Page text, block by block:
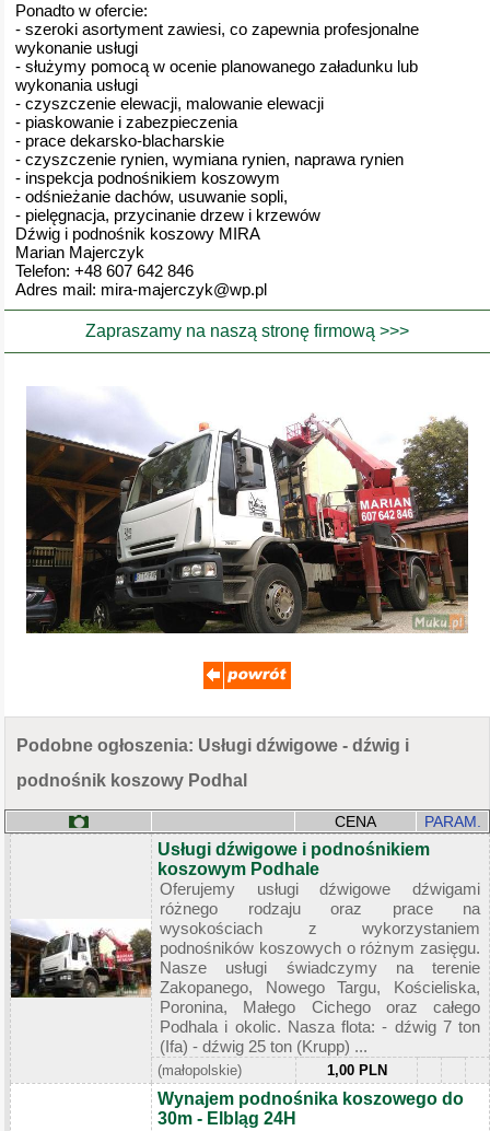
Ponadto w ofercie:
- szeroki asortyment zawiesi, co zapewnia profesjonalne
wykonanie usługi
- służymy pomocą w ocenie planowanego załadunku lub
wykonania usługi
- czyszczenie elewacji, malowanie elewacji
- piaskowanie i zabezpieczenia
- prace dekarsko-blacharskie
- czyszczenie rynien, wymiana rynien, naprawa rynien
- inspekcja podnośnikiem koszowym
- odśnieżanie dachów, usuwanie sopli,
- pielęgnacja, przycinanie drzew i krzewów
Dźwig i podnośnik koszowy MIRA
Marian Majerczyk
Telefon: +48 607 642 846
Adres mail: mira-majerczyk@wp.pl
Zapraszamy na naszą stronę firmową >>>
Podobne ogłoszenia: Usługi dźwigowe - dźwig i
podnośnik koszowy Podhal
CENA PARAM.
Usługi dźwigowe i podnośnikiem
koszowym Podhale
Oferujemy usługi dźwigowe dźwigami
różnego rodzaju oraz prace na
wysokościach z wykorzystaniem
podnośników koszowych o różnym zasięgu.
Nasze usługi świadczymy na terenie
Zakopanego, Nowego Targu, Kościeliska,
Poronina, Małego Cichego oraz całego
Podhala i okolic. Nasza flota: - dźwig 7 ton
(Ifa) - dźwig 25 ton (Krupp) ...
(małopolskie) 1,00 PLN
Wynajem podnośnika koszowego do
30m - Elbląg 24H